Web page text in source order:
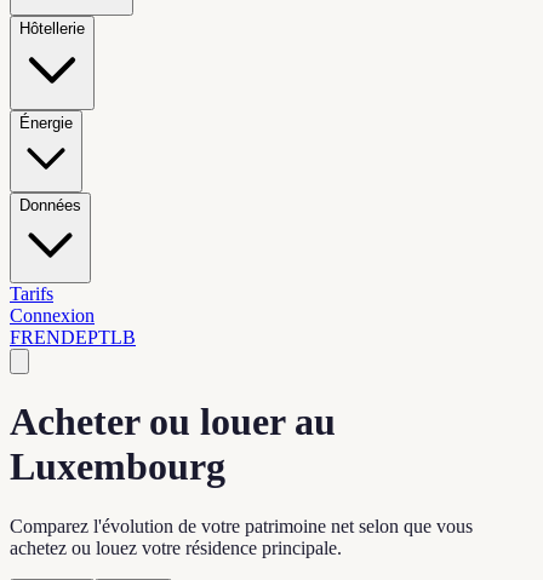
Hôtellerie
Énergie
Données
Tarifs
Connexion
FRENDEPTLB
Acheter ou louer au
Luxembourg
Comparez l'évolution de votre patrimoine net selon que vous
achetez ou louez votre résidence principale.